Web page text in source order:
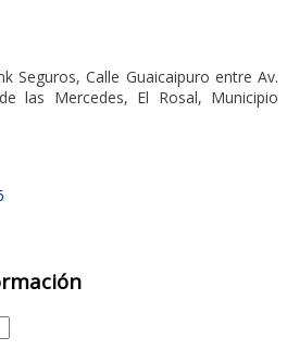
Seguros, Calle Guaicaipuro entre Av.
las Mercedes, El Rosal, Municipio